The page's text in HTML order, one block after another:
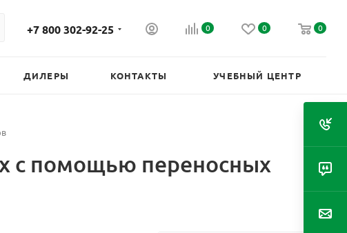
+7 800 302-92-25 0 0 0
ДИЛЕРЫ КОНТАКТЫ УЧЕБНЫЙ ЦЕНТР
с помощью переносных